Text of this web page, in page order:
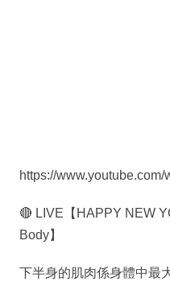
https://
🔴 LIVE【HAPPY NEW
Body】
下半身的肌肉係身體中最